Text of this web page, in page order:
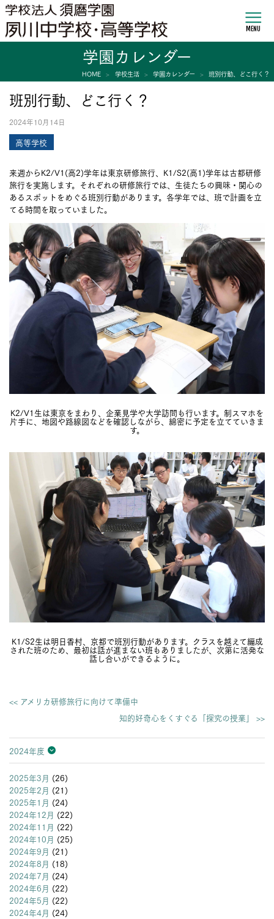
MENU
学園カレンダー
HOME 学校生活 学園カレンダー 班別行動、どこ行く？
班別行動、どこ行く？
2024年10月14日
高等学校
来週からK2/V1(高2)学年は東京研修旅行、K1/S2(高1)学年は古都研修
旅行を実施します。それぞれの研修旅行では、生徒たちの興味・関心の
あるスポットをめぐる班別行動があります。各学年では、班で計画を立
てる時間を取っていました。
K2/V1生は東京をまわり、企業見学や大学訪問も行います。制スマホを
片手に、地図や路線図などを確認しながら、綿密に予定を立てていきま
す。
K1/S2生は明日香村、京都で班別行動があります。クラスを越えて編成
された班のため、最初は話が進まない班もありましたが、次第に活発な
話し合いができるように。
<< アメリカ研修旅行に向けて準備中
知的好奇心をくすぐる「探究の授業」 >>
2024年度
2026年度
2025年度
2024年度
2023年度
2022年度
2021年度
2020年度
2019年度
2018年度
2017年度
2016年度
2015年度
2014年度
2013年度
2025年3月 (26)
2025年2月 (21)
2025年1月 (24)
2024年12月 (22)
2024年11月 (22)
2024年10月 (25)
2024年9月 (21)
2024年8月 (18)
2024年7月 (24)
2024年6月 (22)
2024年5月 (22)
2024年4月 (24)